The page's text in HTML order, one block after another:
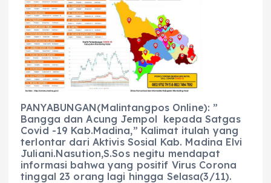
b
o
o
k
A
p
p
r
a
m
n
g
er
PANYABUNGAN(Malintangpos Online): ”
Bangga dan Acung Jempol kepada Satgas
Covid -19 Kab.Madina,” Kalimat itulah yang
terlontar dari Aktivis Sosial Kab. Madina Elvi
Juliani.Nasution,S.Sos negitu mendapat
informasi bahwa yang positif Virus Corona
tinggal 23 orang lagi hingga Selasa(3/11).